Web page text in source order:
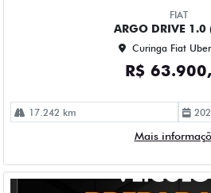
FIAT
ARGO DRIVE 1.0
Curinga Fiat
R$
17.242 km
Mais